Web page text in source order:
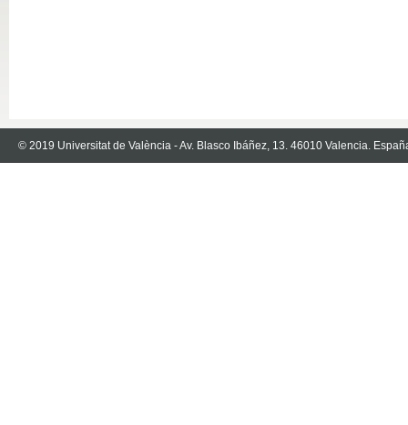
© 2019 Universitat de València - Av. Blasco Ibáñez, 13. 46010 Valencia.